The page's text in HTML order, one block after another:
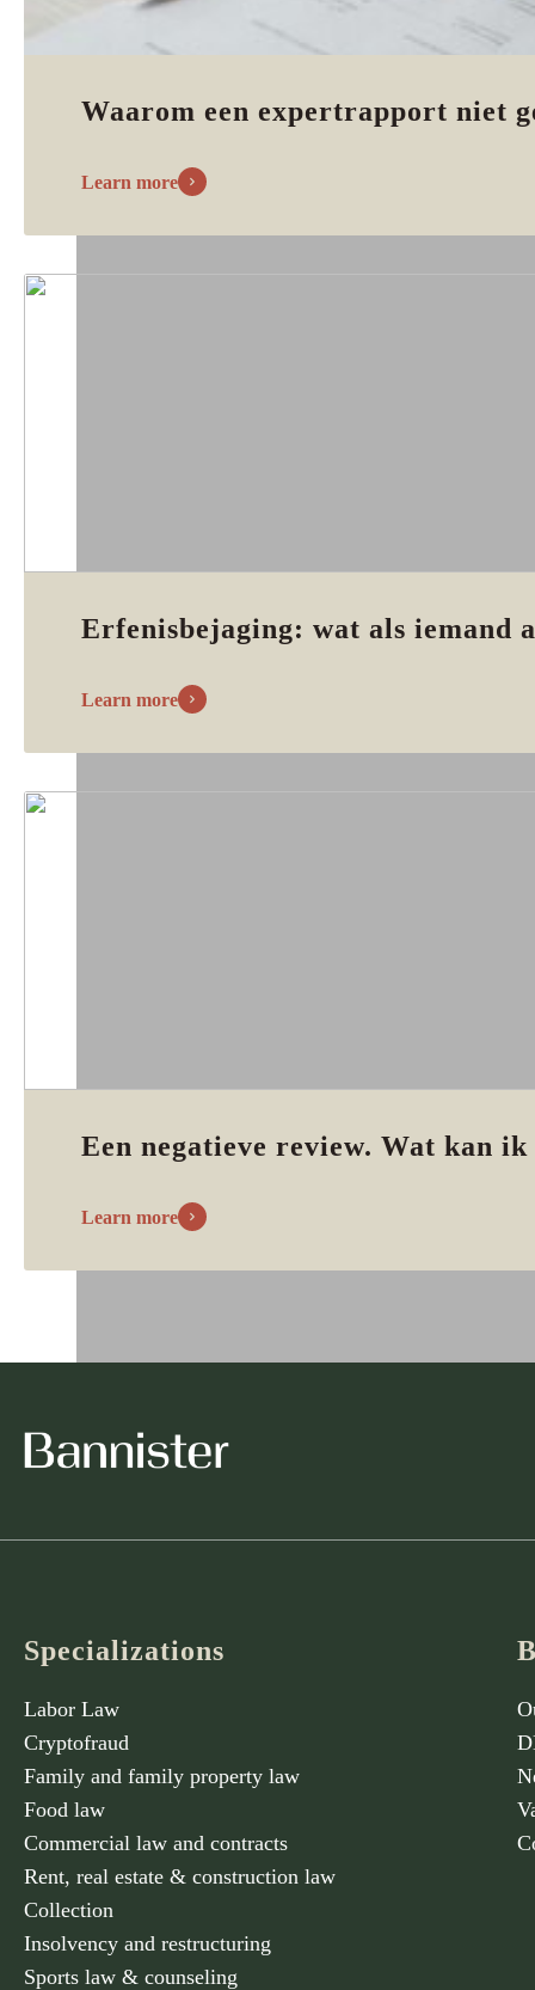
Waarom een expertrapport niet
Learn more
Erfenisbejaging: wat als iemand
Learn more
Een negatieve review. Wat kan
Learn more
Specializations
Labor Law
Cryptofraud
Family and family property law
Food law
Commercial law and contracts
Rent, real estate & construction law
Collection
Insolvency and restructuring
Sports law & counseling